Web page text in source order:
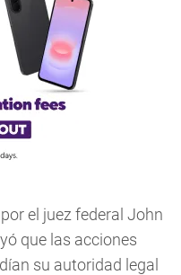
el juez federal John
que las acciones
su autoridad legal